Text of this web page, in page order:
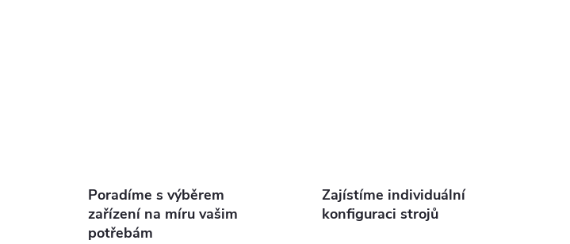
Poradíme s výběrem
zařízení na míru vašim
potřebám
Zajístíme individuální
konfiguraci strojů